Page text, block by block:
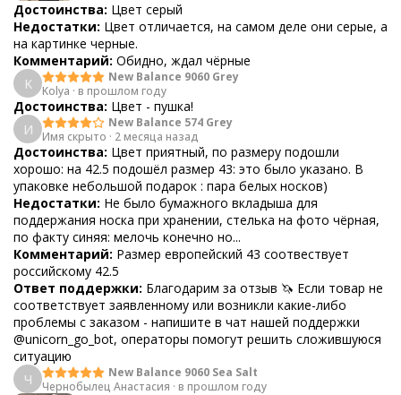
Достоинства: Цвет серый
Недостатки: Цвет отличается, на самом деле они серые, а
на картинке черные.
Комментарий: Обидно, ждал чёрные
K
New Balance 9060 Grey
Kolya · в прошлом году
Достоинства: Цвет - пушка!
И
New Balance 574 Grey
Имя скрыто · 2 месяца назад
Достоинства: Цвет приятный, по размеру подошли
хорошо: на 42.5 подошёл размер 43: это было указано. В
упаковке небольшой подарок : пара белых носков)
Недостатки: Не было бумажного вкладыша для
поддержания носка при хранении, стелька на фото чёрная,
по факту синяя: мелочь конечно но...
Комментарий: Размер европейский 43 соотвествует
российскому 42.5
Ответ поддержки: Благодарим за отзыв 🦄 Если товар не
соответствует заявленному или возникли какие-либо
проблемы с заказом - напишите в чат нашей поддержки
@unicorn_go_bot, операторы помогут решить сложившуюся
ситуацию
Ч
New Balance 9060 Sea Salt
Чернобылец Анастасия · в прошлом году